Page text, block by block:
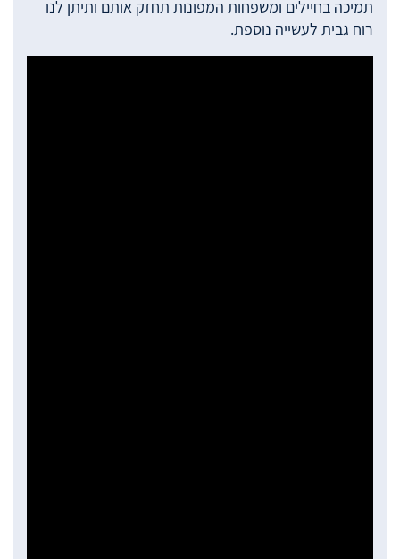
תמיכה בחיילים ומשפחות המפונות תחזק אותם ותיתן לנו
רוח גבית לעשייה נוספת.